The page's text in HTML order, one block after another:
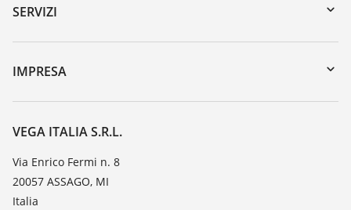
Ricerca numero di serie
DTM Collection/PACTware
SERVIZI
Reso apparecchio
Seminari
Lista resistenza
TeamViewer
IMPRESA
VEGA, l'azienda
Contatto
Novità
Stampa
VEGA ITALIA S.R.L.
Via Enrico Fermi n. 8
20057 ASSAGO, MI
Italia